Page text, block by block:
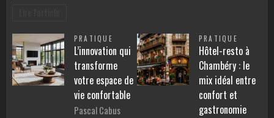
PRATIQUE
L’innovation qui
transforme
votre espace de
vie confortable
Pascal Cabus
PRATIQUE
Hôtel-resto à
Chambéry : le
mix idéal entre
confort et
gastronomie